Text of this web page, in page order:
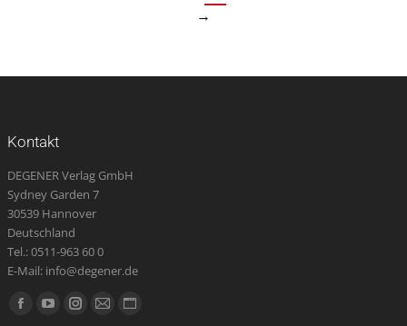
→
Kontakt
DEGENER Verlag GmbH
Sydney Garden 7
30539 Hannover
Deutschland
Tel.: 0511-963 60 0
E-Mail: info@degener.de
Finden Sie uns auf:
Facebook
YouTubeInstagram
E-
Website